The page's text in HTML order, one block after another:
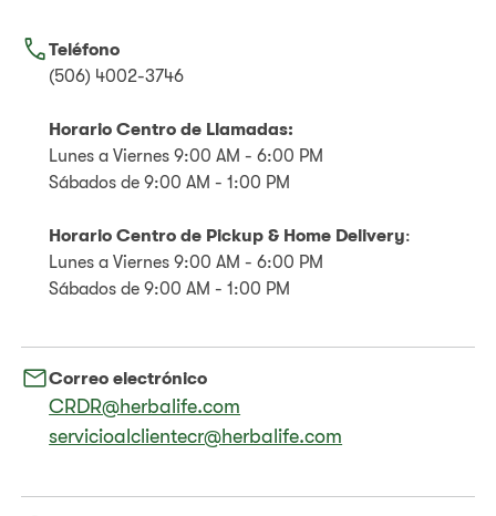
Teléfono
(506) 4002-3746
Horario Centro de Llamadas:
Lunes a Viernes 9:00 AM - 6:00 PM
Sábados de 9:00 AM - 1:00 PM
Horario Centro de Pickup & Home Delivery:
Lunes a Viernes 9:00 AM - 6:00 PM
Sábados de 9:00 AM - 1:00 PM
Correo electrónico
CRDR@herbalife.com
servicioalclientecr@herbalife.com